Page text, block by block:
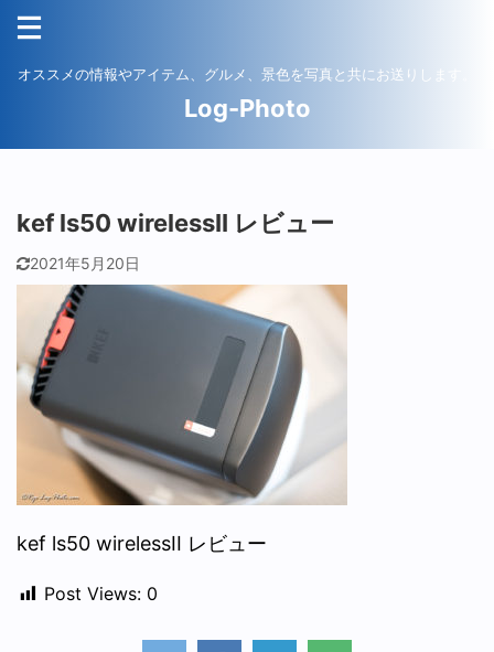
オススメの情報やアイテム、グルメ、景色を写真と共にお送りします。
Log-Photo
kef ls50 wirelessII レビュー
2021年5月20日
kef ls50 wirelessII レビュー
Post Views: 0